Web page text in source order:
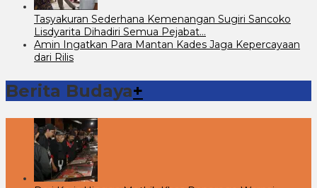
Tasyakuran Sederhana Kemenangan Sugiri Sancoko
Lisdyarita Dihadiri Semua Pejabat…
Amin Ingatkan Para Mantan Kades Jaga Kepercayaan
dari Rilis
Berita Budaya+